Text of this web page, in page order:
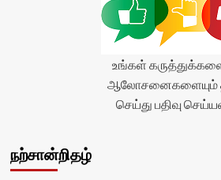
உங்கள்
ஆலோசனைகளையும்
செய்து பதிவு
நற்சான்றிதழ்